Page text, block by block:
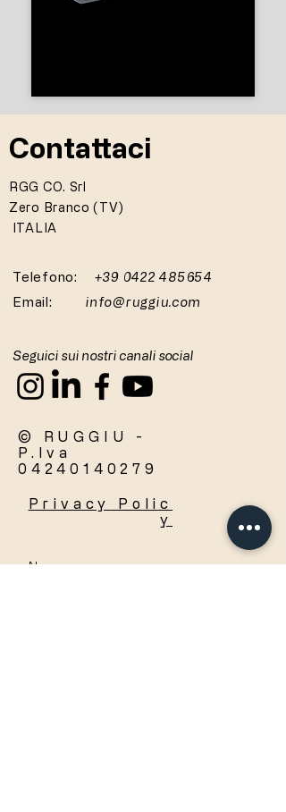
Contattaci
RGG CO. Srl
Zero Branco (TV)
ITALIA
Telefono:
+39 0422 485654
Email: info@ruggiu.com
Seguici sui nostri canali social
© RUGGIU -
P.Iva
04240140279
Privacy
Polic
y